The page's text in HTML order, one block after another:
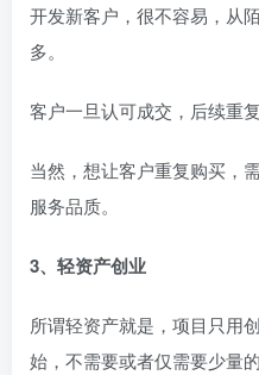
开发新客户，很不容易，从
多。
客户一旦认可成交，后续重
当然，想让客户重复购买，
服务品质。
3、轻资产创业
所谓轻资产就是，项目只用
始，不需要或者仅需要少量的